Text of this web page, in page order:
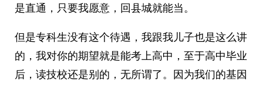
是直通，只要我愿意，回县城就能当。
但是专科生没有这个待遇，我跟我儿子也是这么讲
的，我对你的期望就是能考上高中，至于高中毕业
后，读技校还是别的，无所谓了。因为我们的基因